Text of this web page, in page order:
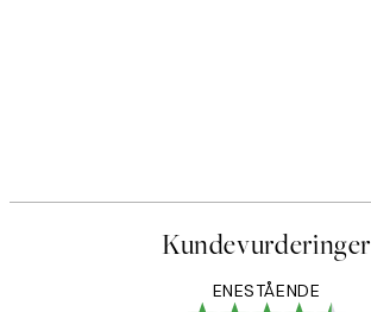
Kundevurderinger
ENESTÅENDE